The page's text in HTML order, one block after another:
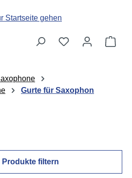
Gurte für Saxophon
Produkte filtern